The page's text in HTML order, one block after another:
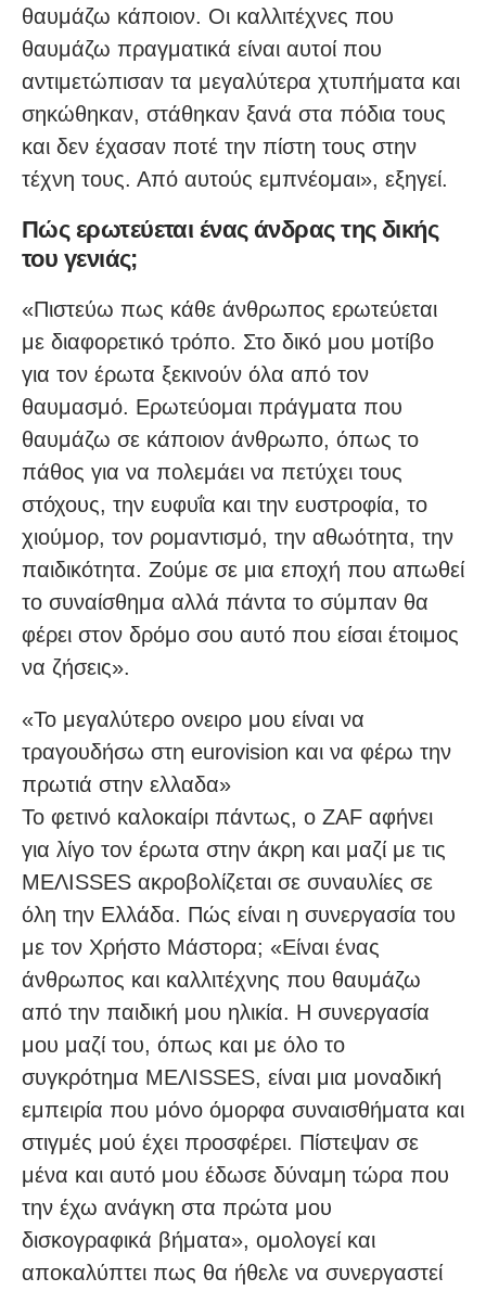
θαυμάζω κάποιον. Οι καλλιτέχνες που
θαυμάζω πραγματικά είναι αυτοί που
αντιμετώπισαν τα μεγαλύτερα χτυπήματα και
σηκώθηκαν, στάθηκαν ξανά στα πόδια τους
και δεν έχασαν ποτέ την πίστη τους στην
τέχνη τους. Από αυτούς εμπνέομαι», εξηγεί.
Πώς ερωτεύεται ένας άνδρας της δικής
του γενιάς;
«Πιστεύω πως κάθε άνθρωπος ερωτεύεται
με διαφορετικό τρόπο. Στο δικό μου μοτίβο
για τον έρωτα ξεκινούν όλα από τον
θαυμασμό. Ερωτεύομαι πράγματα που
θαυμάζω σε κάποιον άνθρωπο, όπως το
πάθος για να πολεμάει να πετύχει τους
στόχους, την ευφυΐα και την ευστροφία, το
χιούμορ, τον ρομαντισμό, την αθωότητα, την
παιδικότητα. Ζούμε σε μια εποχή που απωθεί
το συναίσθημα αλλά πάντα το σύμπαν θα
φέρει στον δρόμο σου αυτό που είσαι έτοιμος
να ζήσεις».
«Το μεγαλύτερο ονειρο μου είναι να
τραγουδήσω στη eurovision και να φέρω την
πρωτιά στην ελλαδα»
Το φετινό καλοκαίρι πάντως, ο ZAF αφήνει
για λίγο τον έρωτα στην άκρη και μαζί με τις
MEΛΙSSES ακροβολίζεται σε συναυλίες σε
όλη την Ελλάδα. Πώς είναι η συνεργασία του
με τον Χρήστο Μάστορα; «Είναι ένας
άνθρωπος και καλλιτέχνης που θαυμάζω
από την παιδική μου ηλικία. Η συνεργασία
μου μαζί του, όπως και με όλο το
συγκρότημα MEΛΙSSES, είναι μια μοναδική
εμπειρία που μόνο όμορφα συναισθήματα και
στιγμές μού έχει προσφέρει. Πίστεψαν σε
μένα και αυτό μου έδωσε δύναμη τώρα που
την έχω ανάγκη στα πρώτα μου
δισκογραφικά βήματα», ομολογεί και
αποκαλύπτει πως θα ήθελε να συνεργαστεί